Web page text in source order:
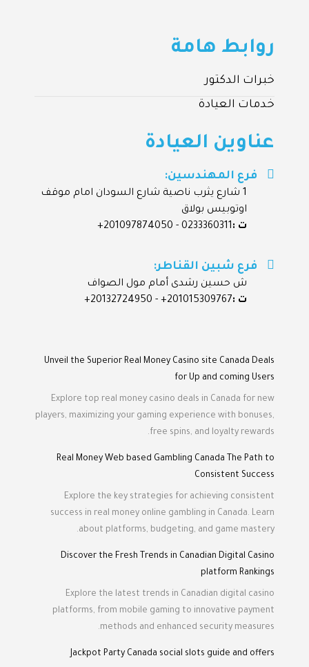
روابط هامة
خبرات الدكتور
خدمات العيادة
عناوين العيادة
فرع المهندسين:
1 شارع يثرب ناصية شارع السودان امام موقف
اوتوبيس بولاق
ت :0233360311 -
201097874050+
فرع شبين القناطر:
ش حسين رشدى أمام مول الصواف
ت :201015309767+ -
20132724950+
Unveil the Superior Real Money Casino site Canada Deals
for Up and coming Users
Explore top real money casino deals in Canada for new
players, maximizing your gaming experience with bonuses,
free spins, and loyalty rewards.
Real Money Web based Gambling Canada The Path to
Consistent Success
Explore the key strategies for achieving consistent
success in real money online gambling in Canada. Learn
about platforms, budgeting, and game mastery.
Discover the Fresh Trends in Canadian Digital Casino
platform Rankings
Explore the latest trends in Canadian digital casino
platforms, from mobile gaming to innovative payment
methods and enhanced security measures.
Jackpot Party Canada social slots guide and offers